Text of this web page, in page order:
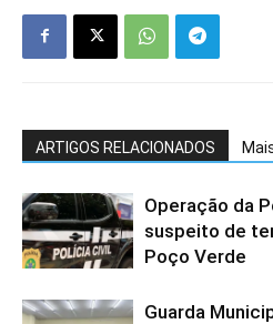
ARTIGOS RELACIONADOS
Operação da
suspeito de
Poço Verde
Guarda